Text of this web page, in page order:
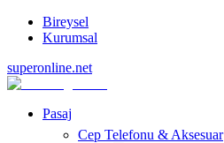
Bireysel
Kurumsal
superonline.net
Pasaj
Cep Telefonu & Aksesuar